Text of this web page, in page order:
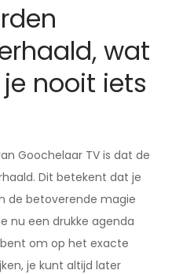
wat
nooit iets
Goochelaar TV is dat de
Dit betekent dat je
de betoverende magie
nu een drukke agenda
om op het exacte
je kunt altijd later